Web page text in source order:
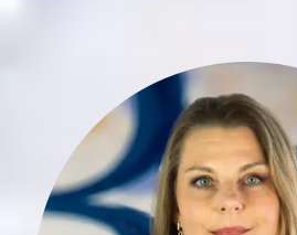
Alexeja Brauer bringt
und vielfältige
Assistenz und im
über mehr als zwei
Finanz- und